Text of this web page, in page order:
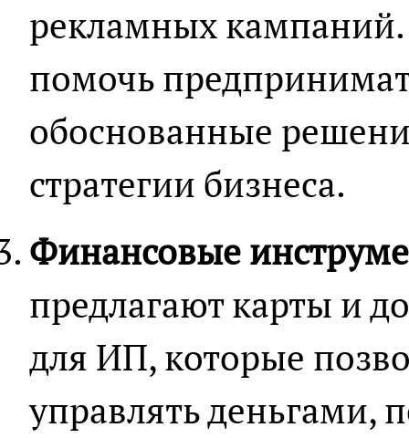
рекламных
помочь
обоснованные
стратегии бизнеса.
Финансовые
предлагают карты и
для ИП, которые
управлять деньгами,